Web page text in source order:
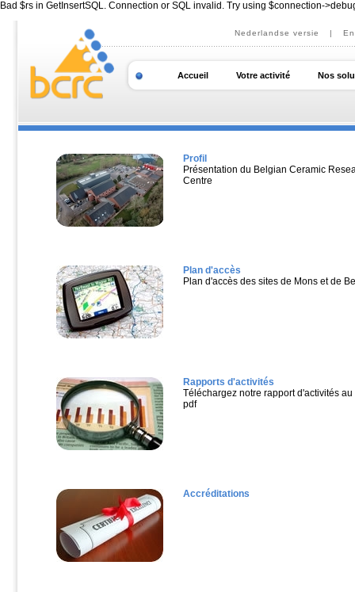
Bad $rs in GetInsertSQL. Connection or SQL invalid. Try using $connection-
Nederlandse versie |
Accueil Votre activité Nos
Profil
Présentation du Belgian Ceramic
Centre
Plan d'accès
Plan d'accès des sites de Mons et de
Rapports d'activités
Téléchargez notre rapport d'activités au
pdf
Accréditations